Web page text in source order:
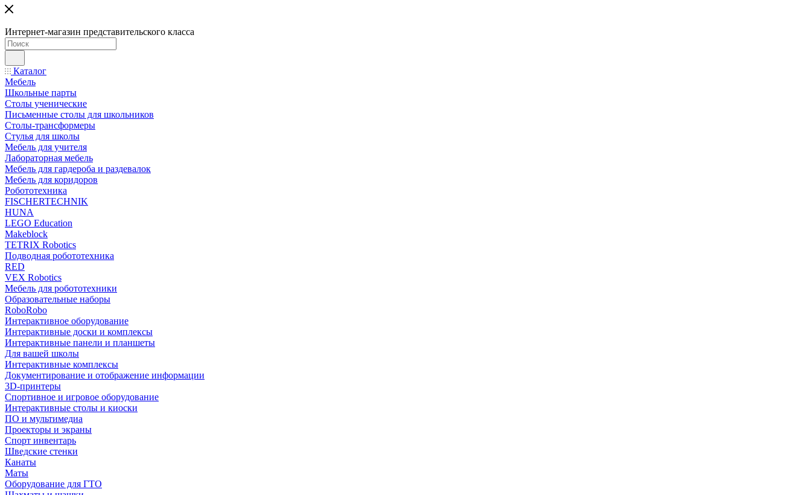
Интернет-магазин представительского класса
Каталог
Мебель
Школьные парты
Столы ученические
Письменные столы для школьников
Столы-трансформеры
Стулья для школы
Мебель для учителя
Лабораторная мебель
Мебель для гардероба и раздевалок
Мебель для коридоров
Робототехника
FISCHERTECHNIK
HUNA
LEGO Education
Makeblock
TETRIX Robotics
Подводная робототехника
RED
VEX Robotics
Мебель для робототехники
Образовательные наборы
RoboRobo
Интерактивное оборудование
Интерактивные доски и комплексы
Интерактивные панели и планшеты
Для вашей школы
Интерактивные комплексы
Документирование и отображение информации
3D-принтеры
Спортивное и игровое оборудование
Интерактивные столы и киоски
ПО и мультимедиа
Проекторы и экраны
Спорт инвентарь
Шведские стенки
Канаты
Маты
Оборудование для ГТО